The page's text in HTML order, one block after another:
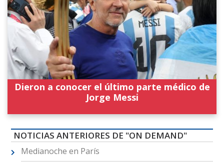
Dieron a conocer el último parte médico de
Jorge Messi
NOTICIAS ANTERIORES DE "ON DEMAND"
Medianoche en París